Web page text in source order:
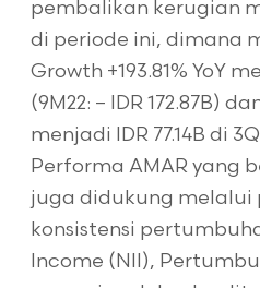
pembalikan kerugian
di periode ini, dimana
Growth +193.81% YoY
(9M22: – IDR 172.87B)
menjadi IDR 77.14B di
Performa AMAR yang
juga didukung melalui
konsistensi
Income (NII),